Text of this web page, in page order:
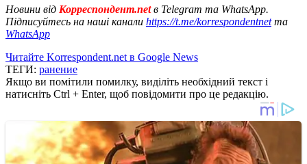
Новини від Корреспондент.netв Telegram та WhatsApp.
Підписуйтесь на наші канали https://t.me/korrespondentnetта
WhatsApp
Читайте Korrespondent.net в Google News
ТЕГИ: ранение
Якщо ви помітили помилку, виділіть необхідний текст і
натисніть Ctrl + Enter, щоб повідомити про це редакцію.